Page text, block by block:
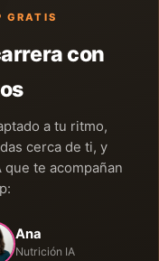
GRATIS
con
a tu ritmo,
cerca de ti, y
te acompañan
Ana
Nutrición IA